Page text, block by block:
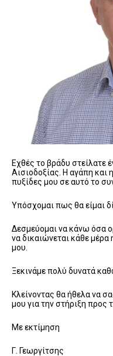
Εχθές το βράδυ στείλατε
Αισιοδοξίας. Η αγάπη και
πυξίδες μου σε αυτό το
Υπόσχομαι πως θα είμαι
Δεσμεύομαι να κάνω όσα
να δικαιώνεται κάθε
μου.
Ξεκινάμε πολύ δυνατά
Κλείνοντας θα ήθελα να
μου για την στήριξη προς
Με εκτίμηση
Γ. Γεωργίτσης